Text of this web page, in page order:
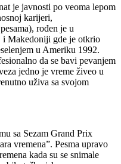
je javnosti po veoma lepom
karijeri,
rođen je u
i Makedoniji gde je otkrio
u Ameriku 1992.
da se bavi pevanjem
jedno je vreme živeo u
uživa sa svojom
sa Sezam Grand Prix
vremena”. Pesma upravo
kada su se snimale